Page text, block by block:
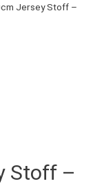
Jersey Stoff –
Stoff –